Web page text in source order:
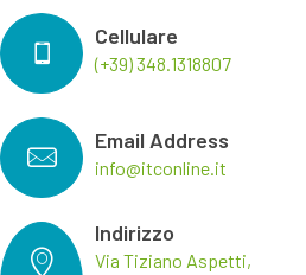
Cellulare
(+39) 348.1318807
Email Address
info@itconline.it
Indirizzo
Via Tiziano Aspetti,